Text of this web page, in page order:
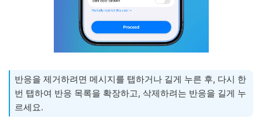
반응을 제거하려면 메시지를 탭하거나 길게 누른 후, 다시 한
번 탭하여 반응 목록을 확장하고, 삭제하려는 반응을 길게 누
르세요.